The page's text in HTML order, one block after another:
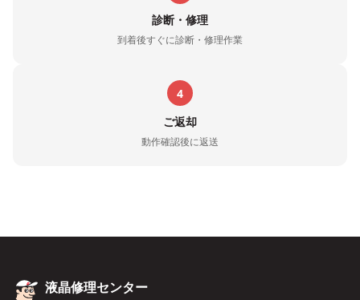
診断・修理
到着後すぐに診断・修理作業
4
ご返却
動作確認後に返送
液晶修理センター